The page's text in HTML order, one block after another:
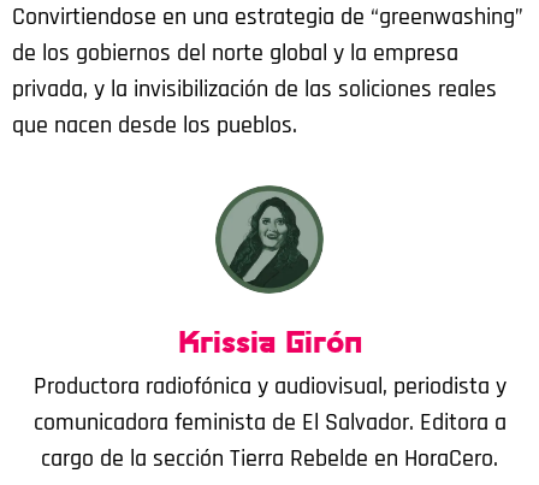
Convirtiendose en una estrategia de “greenwashing”
de los gobiernos del norte global y la empresa
privada, y la invisibilización de las soliciones reales
que nacen desde los pueblos.
Krissia Girón
Productora radiofónica y audiovisual, periodista y
comunicadora feminista de El Salvador. Editora a
cargo de la sección Tierra Rebelde en HoraCero.